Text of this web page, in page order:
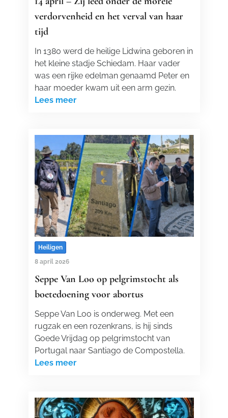
verdorvenheid en het verval van haar
tijd
In 1380 werd de heilige Lidwina geboren in
het kleine stadje Schiedam. Haar vader
was een rijke edelman genaamd Peter en
haar moeder kwam uit een arm gezin.
Lees meer
Heiligen
8 april 2026
Seppe Van Loo op pelgrimstocht als
boetedoening voor abortus
Seppe Van Loo is onderweg. Met een
rugzak en een rozenkrans, is hij sinds
Goede Vrijdag op pelgrimstocht van
Portugal naar Santiago de Compostella.
Lees meer